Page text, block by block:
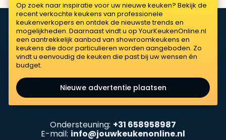
Op zoek naar inspiratie voor uw nieuwe keuken? Bekijk de
recent verkochte keukens van professionele
keukenverkopers en ontdek de nieuwste trends en
mogelijkheden. Daarnaast vindt u op YourKeukenOnline.nl
een aantrekkelijk aanbod van showroomkeukens en
keukens die door particulieren worden aangeboden. Zo
vindt u eenvoudig de keuken die past bij uw wensen én
budget.
Nieuwe advertentie plaatsen
Ondersteuning: +31 658958987
E-mail: info@jouwkeukenonline.nl